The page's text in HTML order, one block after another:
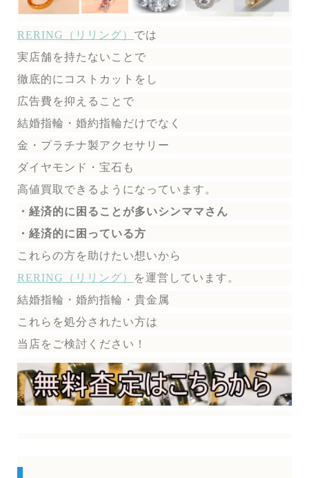
RERING（リリング） では
実店舗を持たないことで
徹底的にコストカットをし
広告費を抑えることで
結婚指輪・婚約指輪だけでなく
金・プラチナ製アクセサリー
ダイヤモンド・宝石も
高値買取できるようになっています。
・経済的に困ることが多いシンママさん
・経済的に困っている方
これらの方を助けたい想いから
RERING（リリング）
を運営しています。
結婚指輪・婚約指輪・貴金属
これらを処分されたい方は
当店をご検討ください！